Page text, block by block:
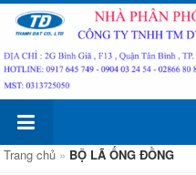
Trang chủ » BỘ LÃ ỐNG ĐỒNG